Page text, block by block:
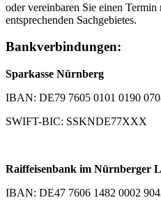
oder vereinbaren Sie einen
entsprechenden Sachgebietes.
Bankverbindungen:
Sparkasse Nürnberg
IBAN: DE79 7605 0101 0190
SWIFT-BIC: SSKNDE77XXX
Raiffeisenbank im Nürnberger
IBAN: DE47 7606 1482 0002